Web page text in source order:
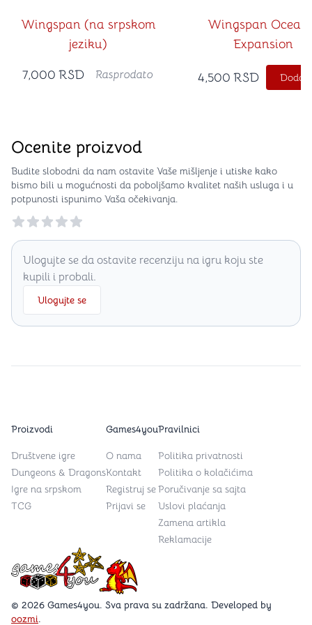
Wingspan (na srpskom
jeziku)
7,000 RSD Rasprodato
Wingspan
Expansion
4,500 RSD
Ocenite proizvod
Budite slobodni da nam ostavite Vaše mišljenje i utiske kako
bismo bili u mogućnosti da poboljšamo kvalitet naših usluga i u
potpunosti ispunimo Vaša očekivanja.
Reviews
Ulogujte se da ostavite recenziju na igru koju ste
kupili i probali.
Ulogujte se
Games4you logo
© 2026 Games4you. Sva prava su zadržana. Developed by
oozmi.
Proizvodi
Društvene igre
Dungeons & Dragons
Igre na srpskom
TCG
Games4you
O nama
Kontakt
Registruj se
Prijavi se
Pravilnici
Politika privatnosti
Politika o kolačićima
Poručivanje sa sajta
Uslovi plaćanja
Zamena artikla
Reklamacije